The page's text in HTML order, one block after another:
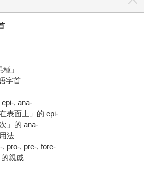
」
字首
, ana-
表面上」的 epi-
」的 ana-
法
, pro-, pre-, fore-
的親戚